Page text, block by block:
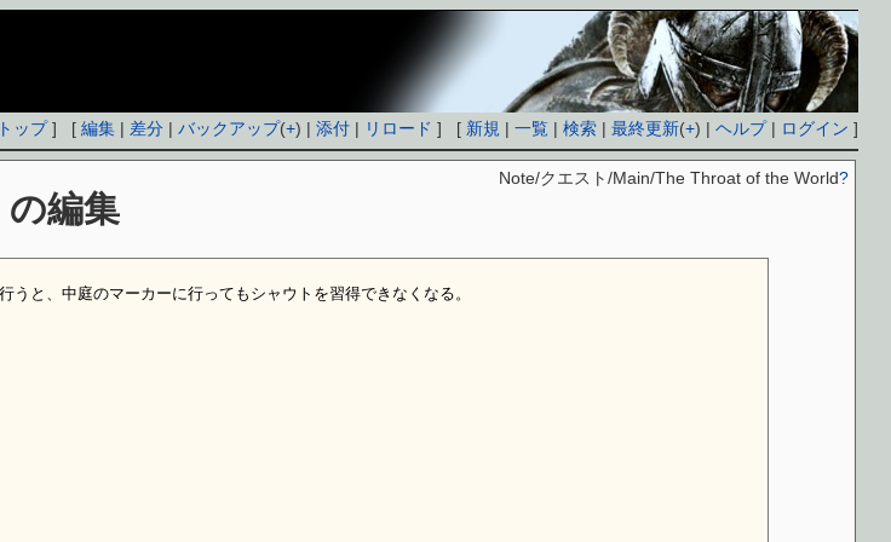
トップ] [編集 | 差分 |バックアップ(+) |添付 | リロード ] [ 新規 |一覧 |検索 |最終更新(+) |ヘルプ| ログイン ]
の編集
Note/クエスト/Main/The Throat of the World?